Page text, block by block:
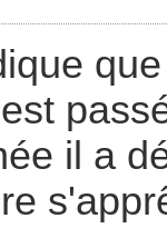
il a